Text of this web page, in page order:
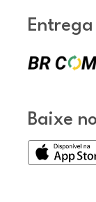
Entrega
Baixe